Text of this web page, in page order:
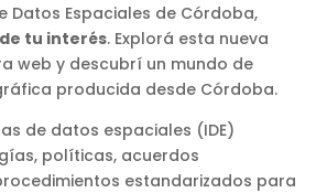
Datos Espaciales de Córdoba,
tu interés. Explorá esta nueva
web y descubrí un mundo de
producida desde Córdoba.
de datos espaciales (IDE)
políticas, acuerdos
estandarizados para